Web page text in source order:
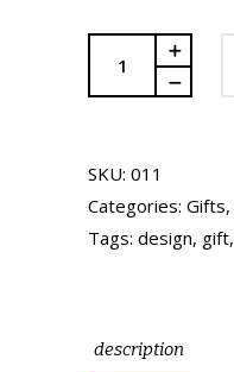
SKU: 011
Categories: Gifts,
Tags: design, gift,
description